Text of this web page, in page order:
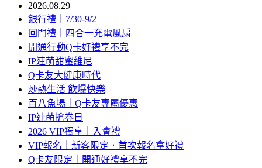
2026.08.29
銀行禮｜7/30-9/2
回門禮｜四合一充電風扇
開通行動Q卡好禮享不完
IP連萌甜蜜維尼
Q卡友大健康時代
炒熱生活 飲爆快樂
百八魚場｜Q卡友專屬優惠
IP連萌搶券日
2026 VIP獨享｜入會禮
VIP報名｜新客限定．首次報名拿好禮
Q卡友限定｜開通好禮享不完